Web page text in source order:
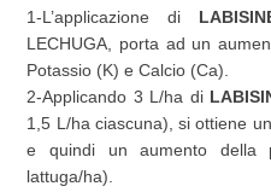
1-L’applicazione di
LECHUGA, porta ad un
Potassio (K) e Calcio (Ca).
2-Applicando 3 L/ha di
1,5 L/ha ciascuna), si ottiene
e quindi un aumento della
lattuga/ha).